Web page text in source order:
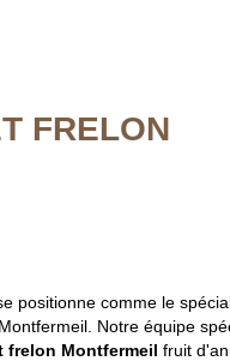
FRELON
positionne comme le
Notre équipe
frelon Montfermeil fruit